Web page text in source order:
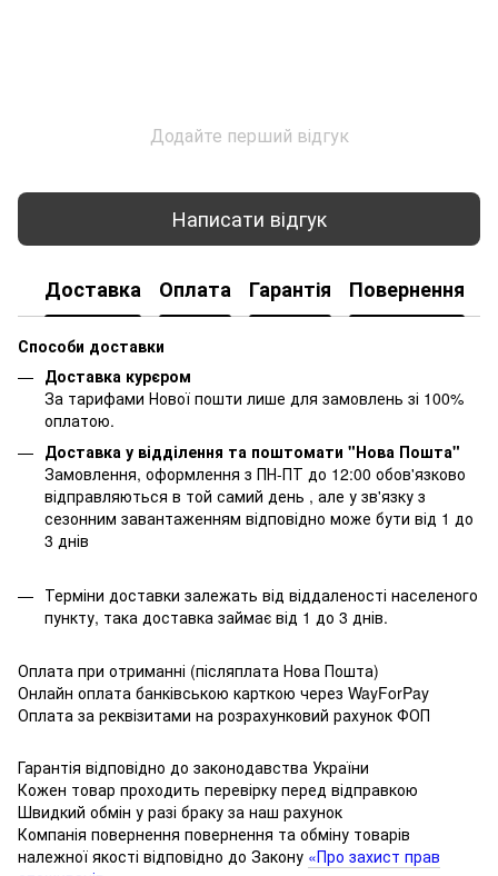
Додайте перший відгук
Написати відгук
Доставка Оплата Гарантія Повернення
Способи доставки
Доставка курєром
За тарифами Нової пошти лише для замовлень зі 100%
оплатою.
Доставка у відділення та поштомати "Нова Пошта"
Замовлення, оформлення з ПН-ПТ до 12:00 обов'язково
відправляються в той самий день , але у зв'язку з
сезонним завантаженням відповідно може бути від 1 до
3 днів
Терміни доставки залежать від віддаленості населеного
пункту, така доставка займає від 1 до 3 днів.
Оплата при отриманні (післяплата Нова Пошта)
Онлайн оплата банківською карткою через WayForPay
Оплата за реквізитами на розрахунковий рахунок ФОП
Гарантія відповідно до законодавства України
Кожен товар проходить перевірку перед відправкою
Швидкий обмін у разі браку за наш рахунок
Компанія повернення повернення та обміну товарів
належної якості відповідно до Закону «Про захист прав